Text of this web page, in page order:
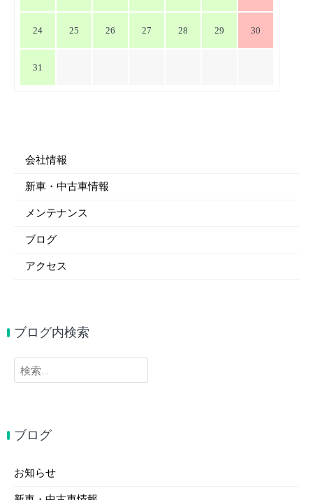
24 25 26 27 28 29 30
31
会社情報
新車・中古車情報
メンテナンス
ブログ
アクセス
ブログ内検索
検
索:
ブログ
お知らせ